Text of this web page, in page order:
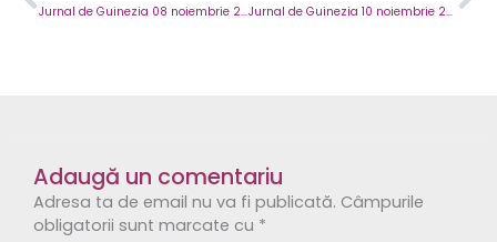
Jurnal de Guinezia 08 noiembrie 2021 Jurnal de Guinezia 10 noiembrie 2021
Adaugă un comentariu
Adresa ta de email nu va fi publicată. Câmpurile
obligatorii sunt marcate cu *